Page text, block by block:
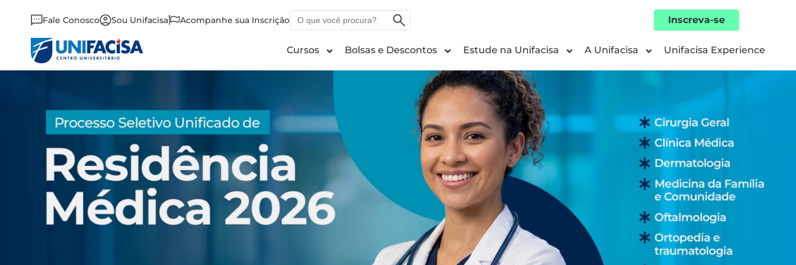
Fale Conosco Sou Unifacisa Acompanhe sua Inscrição
que
procura?
Inscreva-se
Cursos Bolsas e Descontos Estude na Unifacisa A Unifacisa Unifacisa Experience